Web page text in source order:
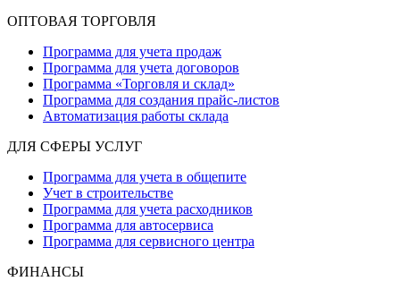
ОПТОВАЯ ТОРГОВЛЯ
Программа для учета продаж
Программа для учета договоров
Программа «Торговля и склад»
Программа для создания прайс‑листов
Автоматизация работы склада
ДЛЯ СФЕРЫ УСЛУГ
Программа для учета в общепите
Учет в строительстве
Программа для учета расходников
Программа для автосервиса
Программа для сервисного центра
ФИНАНСЫ